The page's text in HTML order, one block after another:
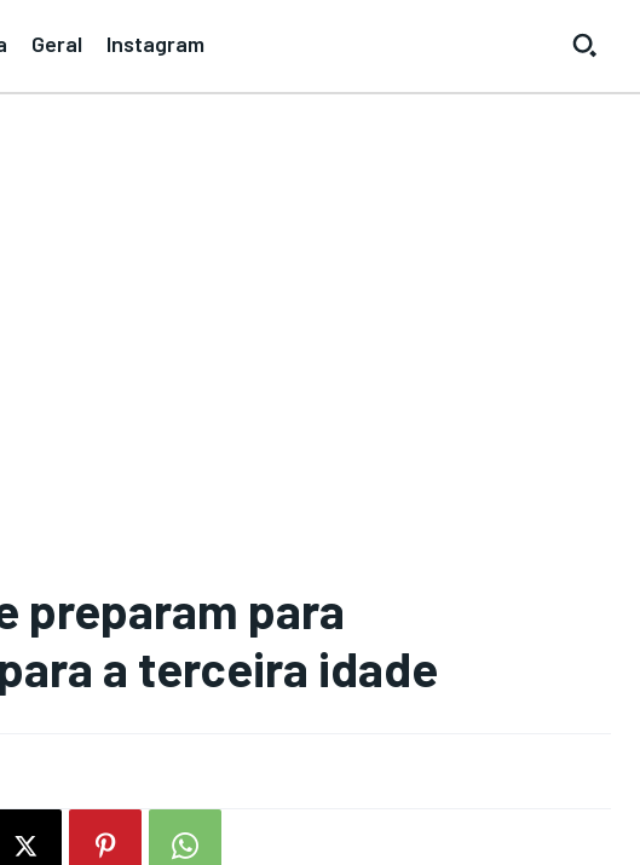
Geral Instagram
preparam para
a terceira idade